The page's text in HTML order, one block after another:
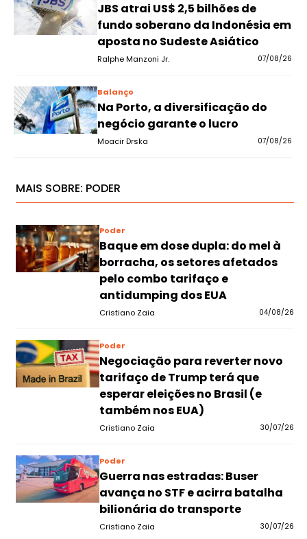
JBS atrai US$ 2,5 bilhões de
fundo soberano da Indonésia em
aposta no Sudeste Asiático
Ralphe Manzoni Jr. 07/08/26
Balanço
Na Porto, a diversificação do
negócio garante o lucro
Moacir Drska 07/08/26
MAIS SOBRE: PODER
Poder
Baque em dose dupla: do mel à
borracha, os setores afetados
pelo combo tarifaço e
antidumping dos EUA
Cristiano Zaia 04/08/26
Poder
Negociação para reverter novo
tarifaço de Trump terá que
esperar eleições no Brasil (e
também nos EUA)
Cristiano Zaia 30/07/26
Poder
Guerra nas estradas: Buser
avança no STF e acirra batalha
bilionária do transporte
Cristiano Zaia 30/07/26